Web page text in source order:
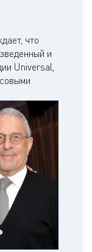
что
и
Universal,